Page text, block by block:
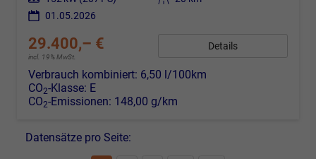
01.05.2026
29.400,– €
incl. 19% MwSt.
Details
Verbrauch kombiniert: 6,50 l/100km
CO2-Klasse: E
CO2-Emissionen: 148,00 g/km
Datensätze pro Seite: